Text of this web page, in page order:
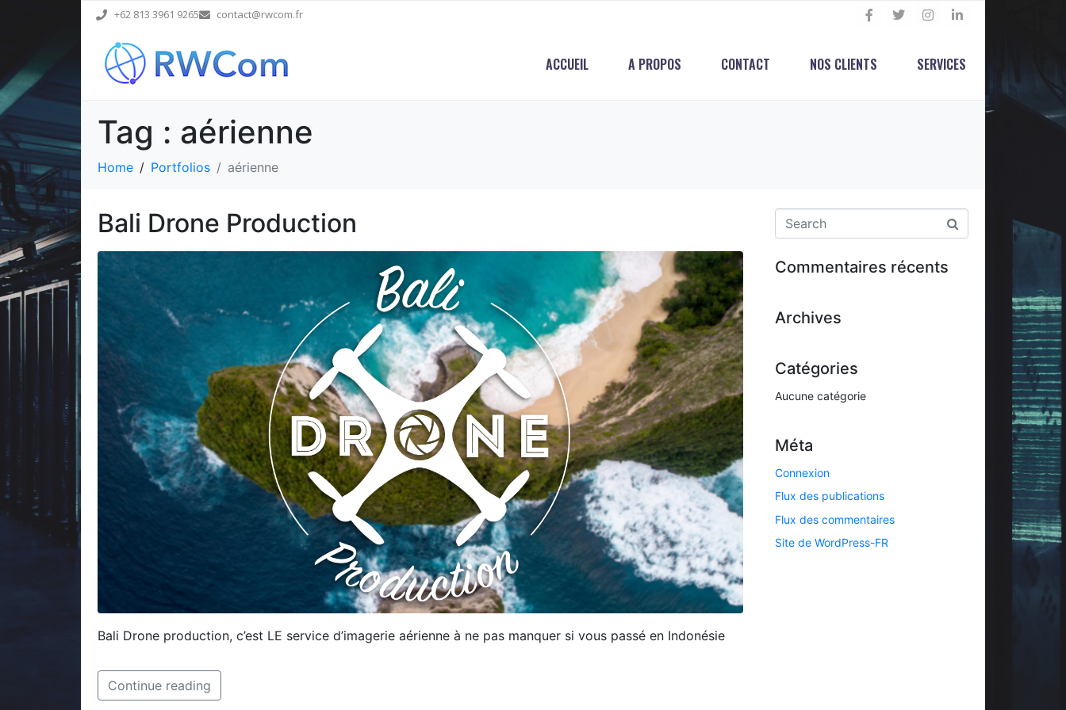
+62 813 3961 9265 contact@rwcom.fr
ACCUEIL A PROPOS CONTACT NOS CLIENTS SERVICES
Tag : aérienne
Home Portfolios aérienne
Bali Drone Production
Bali Drone production, c’est LE service d’imagerie aérienne à ne pas manquer si vous passé en Indonésie
Continue reading
Commentaires récents
Archives
Catégories
Aucune catégorie
Méta
Connexion
Flux des publications
Flux des commentaires
Site de WordPress-FR